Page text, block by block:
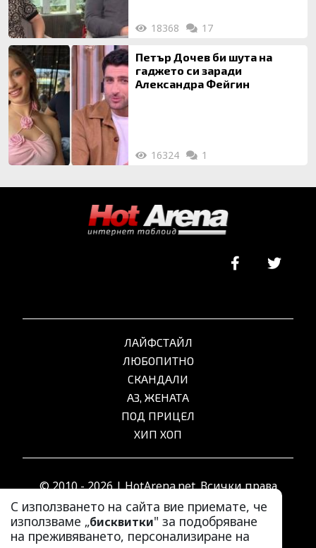
18368 17
Петър Дочев би шута на
гаджето си заради
Александра Фейгин
16324 1
С използването на сайта вие приемате, че
използваме „бисквитки" за подобряване
на преживяването, персонализиране на
ЛАЙФСТАЙЛ
ЛЮБОПИТНО
СКАНДАЛИ
АЗ, ЖЕНАТА
ПОД ПРИЦЕЛ
ХИП ХОП
© 2010 - 2026 | HotArena.net. Всички права
запазени.
РЕКЛАМА